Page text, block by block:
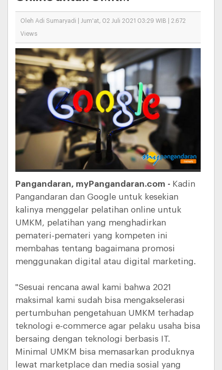
Oleh Adi Sumaryadi | Jum'at, 02 Juli 2021 03:29 WIB | 2.672
Views
Pangandaran, myPangandaran.com - Kadin
Pangandaran dan Google untuk kesekian
kalinya menggelar pelatihan online untuk
UMKM, pelatihan yang menghadirkan
pemateri-pemateri yang kompeten ini
membahas tentang bagaimana promosi
menggunakan digital atau digital marketing.
"Sesuai rencana awal kami bahwa 2021
maksimal kami sudah bisa mengakselerasi
pertumbuhan pengetahuan UMKM terhadap
teknologi e-commerce agar pelaku usaha bisa
bersaing dengan teknologi berbasis IT.
Minimal UMKM bisa memasarkan produknya
lewat marketplace dan media sosial yang